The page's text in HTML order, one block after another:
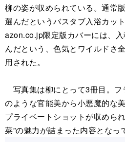
柳の姿が収められている。通常
選んだというバスタブ入浴カッ
azon.co.jp限定版カバーには、
んだという、色気とワイルドさ
用された。
写真集は柳にとって3冊目。フ
のような官能美から小悪魔的な
プライベートショットが収めら
菜”の魅力が詰まった内容となっ